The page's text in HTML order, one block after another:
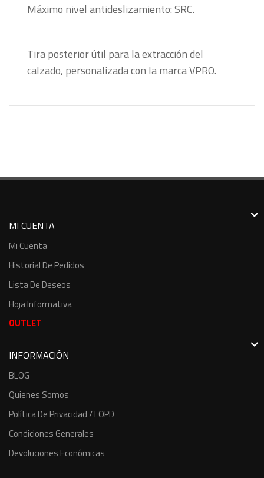
Máximo nivel antideslizamiento: SRC.
Tira posterior útil para la extracción del
calzado, personalizada con la marca VPRO.
MI CUENTA
Mi Cuenta
Historial De Pedidos
Lista De Deseos
Hoja Informativa
OUTLET
INFORMACIÓN
BLOG
Quienes Somos
Política De Privacidad / LOPD
Condiciones Generales
Devoluciones Económicas